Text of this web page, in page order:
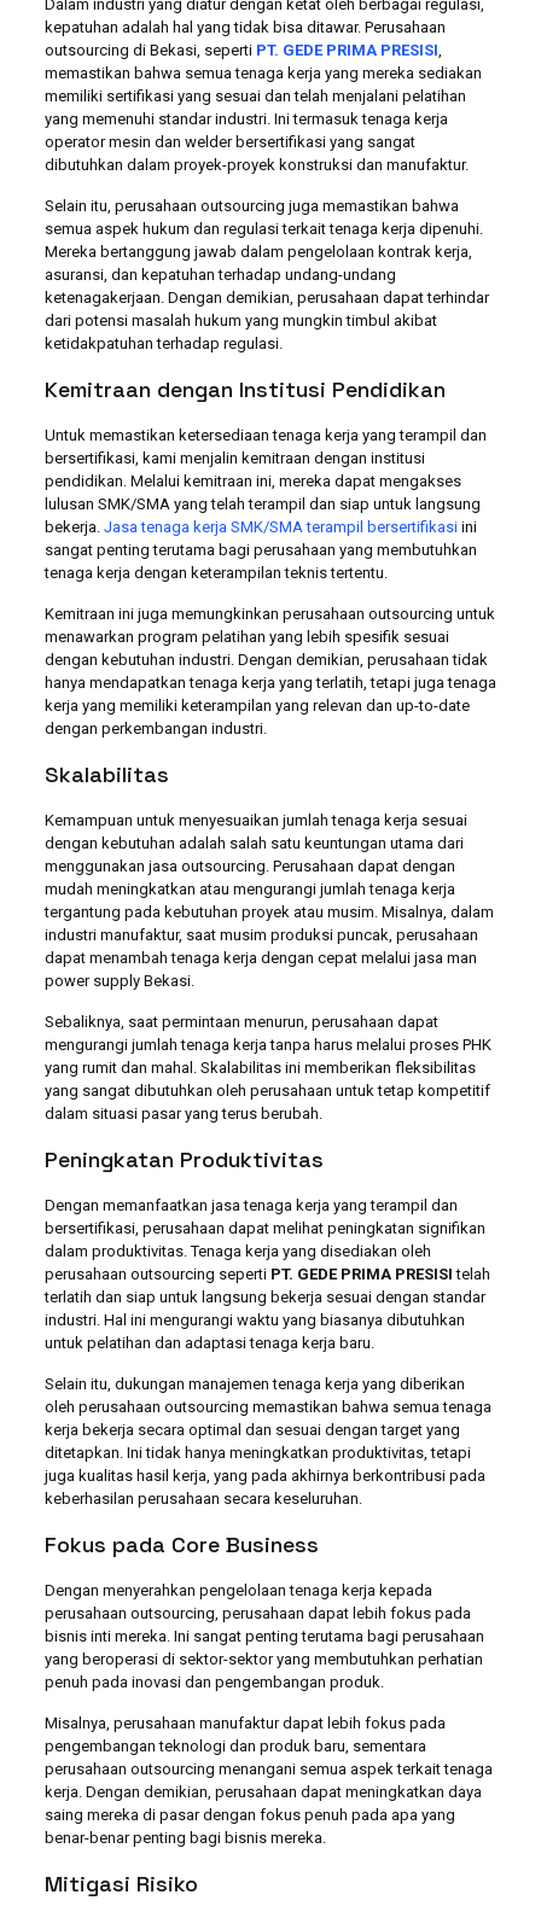
Dalam industri yang diatur dengan ketat oleh berbagai regulasi,
kepatuhan adalah hal yang tidak bisa ditawar. Perusahaan
outsourcing di Bekasi, seperti PT. GEDE PRIMA PRESISI
memastikan bahwa semua tenaga kerja yang mereka sediakan
memiliki sertifikasi yang sesuai dan telah menjalani pelatihan
yang memenuhi standar industri. Ini termasuk tenaga kerja
operator mesin dan welder bersertifikasi yang sangat
dibutuhkan dalam proyek-proyek konstruksi dan manufaktur.
Selain itu, perusahaan outsourcing juga memastikan bahwa
semua aspek hukum dan regulasi terkait tenaga kerja dipenuhi.
Mereka bertanggung jawab dalam pengelolaan kontrak kerja,
asuransi, dan kepatuhan terhadap undang-undang
ketenagakerjaan. Dengan demikian, perusahaan dapat terhindar
dari potensi masalah hukum yang mungkin timbul akibat
ketidakpatuhan terhadap regulasi.
Kemitraan dengan Institusi Pendidikan
Untuk memastikan ketersediaan tenaga kerja yang terampil dan
bersertifikasi, kami menjalin kemitraan dengan institusi
pendidikan. Melalui kemitraan ini, mereka dapat mengakses
lulusan SMK/SMA yang telah terampil dan siap untuk langsung
bekerja. Jasa tenaga kerja SMK/SMA terampil bersertifikasiini
sangat penting terutama bagi perusahaan yang membutuhkan
tenaga kerja dengan keterampilan teknis tertentu.
Kemitraan ini juga memungkinkan perusahaan outsourcing untuk
menawarkan program pelatihan yang lebih spesifik sesuai
dengan kebutuhan industri. Dengan demikian, perusahaan tidak
hanya mendapatkan tenaga kerja yang terlatih, tetapi juga tenaga
kerja yang memiliki keterampilan yang relevan dan up-to-date
dengan perkembangan industri.
Skalabilitas
Kemampuan untuk menyesuaikan jumlah tenaga kerja sesuai
dengan kebutuhan adalah salah satu keuntungan utama dari
menggunakan jasa outsourcing. Perusahaan dapat dengan
mudah meningkatkan atau mengurangi jumlah tenaga kerja
tergantung pada kebutuhan proyek atau musim. Misalnya, dalam
industri manufaktur, saat musim produksi puncak, perusahaan
dapat menambah tenaga kerja dengan cepat melalui jasa man
power supply Bekasi.
Sebaliknya, saat permintaan menurun, perusahaan dapat
mengurangi jumlah tenaga kerja tanpa harus melalui proses PHK
yang rumit dan mahal. Skalabilitas ini memberikan fleksibilitas
yang sangat dibutuhkan oleh perusahaan untuk tetap kompetitif
dalam situasi pasar yang terus berubah.
Peningkatan Produktivitas
Dengan memanfaatkan jasa tenaga kerja yang terampil dan
bersertifikasi, perusahaan dapat melihat peningkatan signifikan
dalam produktivitas. Tenaga kerja yang disediakan oleh
perusahaan outsourcing seperti PT. GEDE PRIMA PRESISI telah
terlatih dan siap untuk langsung bekerja sesuai dengan standar
industri. Hal ini mengurangi waktu yang biasanya dibutuhkan
untuk pelatihan dan adaptasi tenaga kerja baru.
Selain itu, dukungan manajemen tenaga kerja yang diberikan
oleh perusahaan outsourcing memastikan bahwa semua tenaga
kerja bekerja secara optimal dan sesuai dengan target yang
ditetapkan. Ini tidak hanya meningkatkan produktivitas, tetapi
juga kualitas hasil kerja, yang pada akhirnya berkontribusi pada
keberhasilan perusahaan secara keseluruhan.
Fokus pada Core Business
Dengan menyerahkan pengelolaan tenaga kerja kepada
perusahaan outsourcing, perusahaan dapat lebih fokus pada
bisnis inti mereka. Ini sangat penting terutama bagi perusahaan
yang beroperasi di sektor-sektor yang membutuhkan perhatian
penuh pada inovasi dan pengembangan produk.
Misalnya, perusahaan manufaktur dapat lebih fokus pada
pengembangan teknologi dan produk baru, sementara
perusahaan outsourcing menangani semua aspek terkait tenaga
kerja. Dengan demikian, perusahaan dapat meningkatkan daya
saing mereka di pasar dengan fokus penuh pada apa yang
benar-benar penting bagi bisnis mereka.
Mitigasi Risiko